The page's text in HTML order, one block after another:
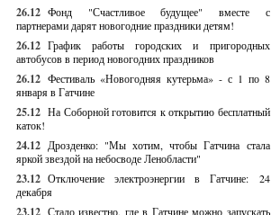
26.12 Фонд "Счастливое будущее" вместе с
партнерами дарят новогодние праздники детям!
26.12 График работы городских и пригородных
автобусов в период новогодних праздников
26.12 Фестиваль «Новогодняя кутерьма» - с 1 по 8
января в Гатчине
25.12 На Соборной готовится к открытию бесплатный
каток!
24.12 Дрозденко: "Мы хотим, чтобы Гатчина стала
яркой звездой на небосводе Ленобласти"
23.12 Отключение электроэнергии в Гатчине: 24
декабря
23.12 Стало известно, где в Гатчине можно запускать